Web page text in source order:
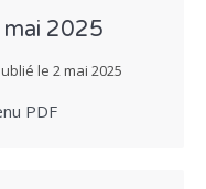
mai 2025
le 2 mai 2025
PDF